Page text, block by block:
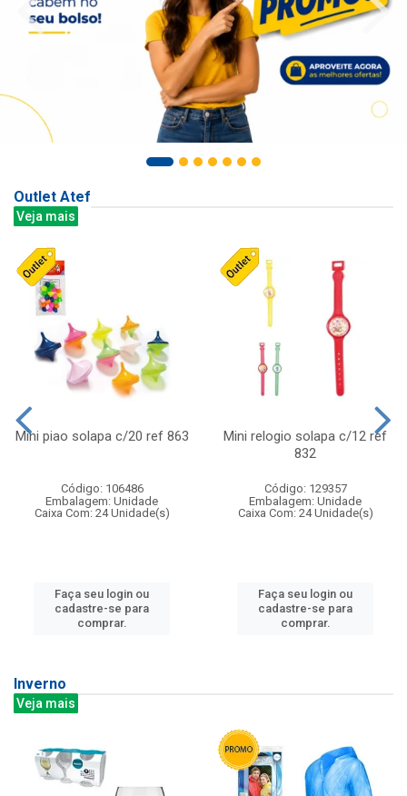
Outlet Atef
Veja mais
Mini piao solapa c/20 ref 863
Código: 106486
Embalagem: Unidade
Caixa Com: 24 Unidade(s)
Faça seu login ou
cadastre-se para
comprar.
Mini relogio solapa c/12 ref
832
Código: 129357
Embalagem: Unidade
Caixa Com: 24 Unidade(s)
Faça seu login ou
cadastre-se para
comprar.
Inverno
Veja mais